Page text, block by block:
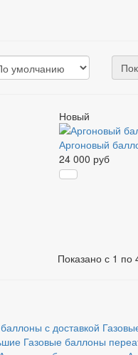
Новый
Аргоновый
24 000 руб
Показано с 1 по
с доставкой
Газовые баллоны